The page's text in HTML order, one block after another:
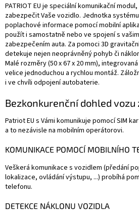
PATRIOT EU je speciální komunikační
zabezpečit Vaše vozidlo. Jednotka
poplachové informace pomocí mobilní
použít i samostatně nebo ve spojení s
zabezpečením auta. Za pomoci 3D
detekuje nejen neoprávněný pohyb či
Malé rozměry (50 x 67 x 20 mm),
velice jednoduchou a rychlou montáž.
i ve chvíli odpojení autobaterie.
Bezkonkurenční dohled vozu
Patriot EU s Vámi komunikuje pomocí SIM
a to nezávisle na mobilním operátorovi.
KOMUNIKACE POMOCÍ MOBILNÍHO
Veškerá komunikace s vozidlem (předání
lokalizace, ovládání výstupu, ...) probíhá
telefonu.
DETEKCE NÁKLONU VOZIDLA